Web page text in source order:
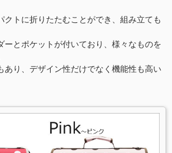
クトに折りたたむことができ、組み立ても
ーとポケットが付いており、様々なものを
あり、デザイン性だけでなく機能性も高い